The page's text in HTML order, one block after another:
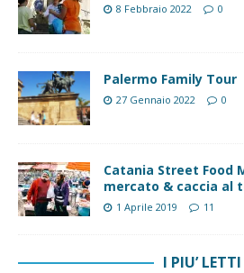
8 Febbraio 2022 0
Palermo Family Tour
27 Gennaio 2022 0
Catania Street Food
mercato & caccia al
1 Aprile 2019 11
I PIU’ LETTI